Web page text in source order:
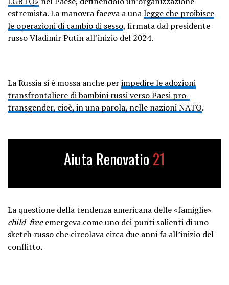
estremista. La manovra faceva a unalegge che proibisce
le operazioni di cambio di sesso, firmata dal presidente
russo Vladimir Putin all’inizio del 2024.
La Russia si è mossa anche perimpedire le adozioni
transfrontaliere di bambini russi verso Paesi pro-
transgender, cioè, in una parola, nelle nazioni NATO.
Aiuta Renovatio 21
La questione della tendenza americana delle «famiglie»
child-freeemergeva come uno dei punti salienti di uno
sketch russo che circolava circa due anni fa all’inizio del
conflitto.